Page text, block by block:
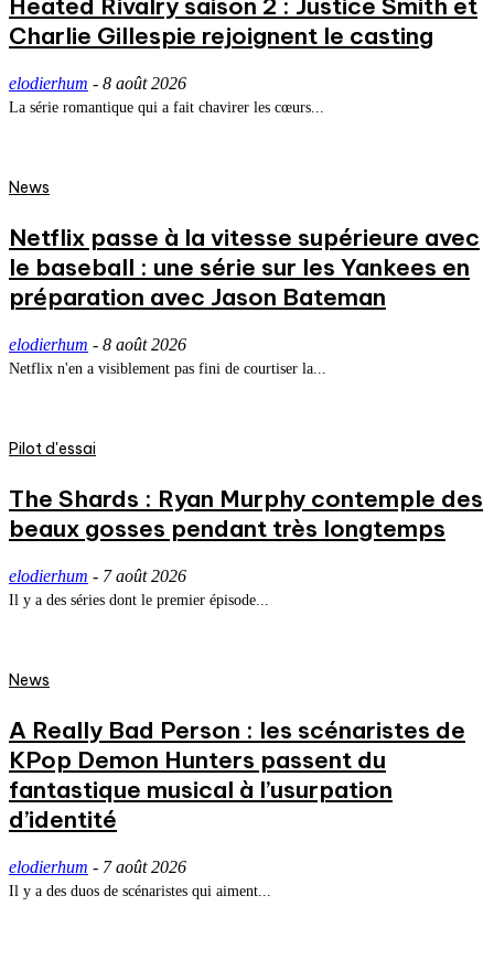
Heated Rivalry saison 2 : Justice Smith et
Charlie Gillespie rejoignent le casting
elodierhum - 8 août 2026
La série romantique qui a fait chavirer les cœurs...
News
Netflix passe à la vitesse supérieure avec
le baseball : une série sur les Yankees en
préparation avec Jason Bateman
elodierhum - 8 août 2026
Netflix n'en a visiblement pas fini de courtiser la...
Pilot d'essai
The Shards : Ryan Murphy contemple des
beaux gosses pendant très longtemps
elodierhum - 7 août 2026
Il y a des séries dont le premier épisode...
News
A Really Bad Person : les scénaristes de
KPop Demon Hunters passent du
fantastique musical à l’usurpation
d’identité
elodierhum - 7 août 2026
Il y a des duos de scénaristes qui aiment...